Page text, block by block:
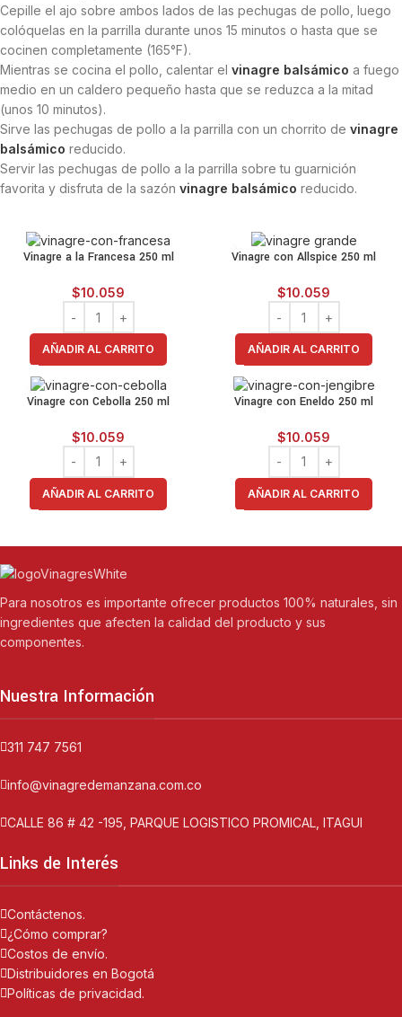
Cepille el ajo sobre ambos lados de las pechugas de pollo, luego
colóquelas en la parrilla durante unos 15 minutos o hasta que se
cocinen completamente (165°F).
Mientras se cocina el pollo, calentar el vinagre balsámico a fuego
medio en un caldero pequeño hasta que se reduzca a la mitad
(unos 10 minutos).
Sirve las pechugas de pollo a la parrilla con un chorrito de vinagre
balsámico reducido.
Servir las pechugas de pollo a la parrilla sobre tu guarnición
favorita y disfruta de la sazón vinagre balsámico reducido.
Vinagre a la Francesa 250 ml
$10.059
AÑADIR AL CARRITO
Vinagre con Allspice 250 ml
$10.059
AÑADIR AL CARRITO
Vinagre con Cebolla 250 ml
$10.059
AÑADIR AL CARRITO
Vinagre con Eneldo 250 ml
$10.059
AÑADIR AL CARRITO
Para nosotros es importante ofrecer productos 100% naturales, sin
ingredientes que afecten la calidad del producto y sus
componentes.
Nuestra Información
311 747 7561
info@vinagredemanzana.com.co
CALLE 86 # 42 -195, PARQUE LOGISTICO PROMICAL, ITAGUI
Links de Interés
Contáctenos.
¿Cómo comprar?
Costos de envío.
Distribuidores en Bogotá
Políticas de privacidad.